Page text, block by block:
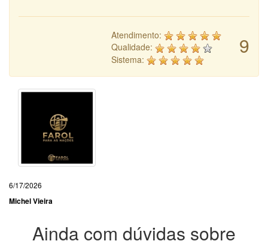
9
Atendimento:
Qualidade:
Sistema:
6/17/2026
Michel Vieira
Ainda com dúvidas sobre